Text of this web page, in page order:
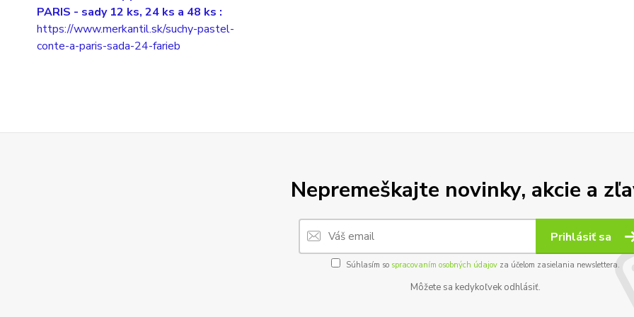
PARIS - sady 12 ks, 24 ks a 48 ks :
https://www.merkantil.sk/suchy-pastel-
conte-a-paris-sada-24-farieb
Nepremeškajte novinky, akcie a
Prihlásiť sa
Súhlasím so spracovaním osobných údajov za účelom zasielania newslettera.
Môžete sa kedykoľvek odhlásiť.